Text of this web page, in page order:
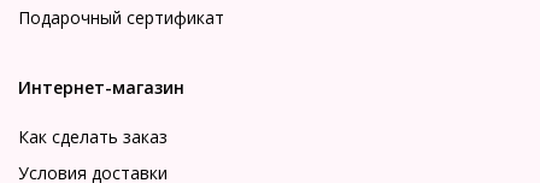
Подарочный сертификат
Интернет-магазин
Как сделать заказ
Условия доставки